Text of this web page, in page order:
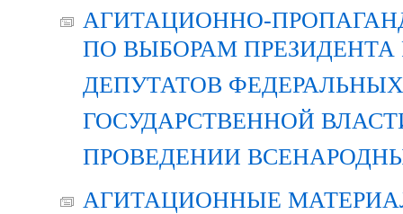
АГИТАЦИОННО-
ПО ВЫБОРАМ
ДЕПУТАТОВ
ГОСУДАРСТВЕННОЙ
ПРОВЕДЕНИИ
АГИТАЦИОННЫЕ